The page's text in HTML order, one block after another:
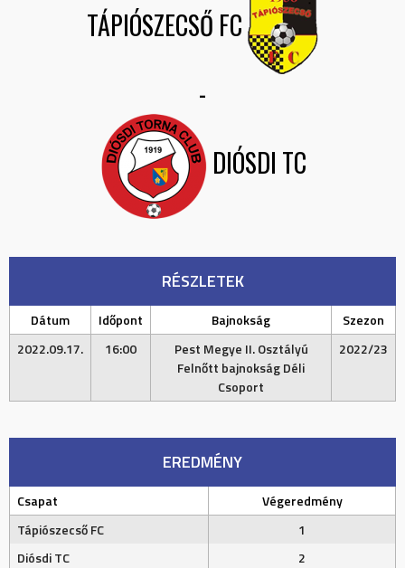
TÁPIÓSZECSŐ FC
-
DIÓSDI TC
RÉSZLETEK
Dátum Időpont Bajnokság
Szezon
2022.09.17.
16:00
Pest Megye II. Osztályú
Felnőtt bajnokság Déli
Csoport
2022/23
EREDMÉNY
Csapat
Végeredmény
Tápiószecső FC
1
Diósdi TC
2